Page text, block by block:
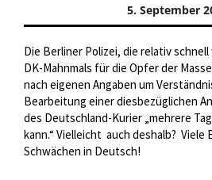
5. September
Die Berliner Polizei, die relativ
DK-Mahnmals für die Opfer der
nach eigenen Angaben um
Bearbeitung einer diesbezüglichen
des Deutschland-Kurier „mehrere
kann.“ Vielleicht auch deshalb? Viele
Schwächen in Deutsch!